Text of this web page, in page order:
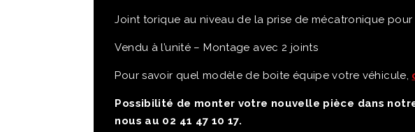
Joint torique au niveau de la prise de mécatronique
Vendu à l’unité – Montage avec 2 joints
Pour savoir quel modèle de boite équipe votre véhicule,
Possibilité de monter votre nouvelle pièce dans
nous au 02 41 47 10 17.